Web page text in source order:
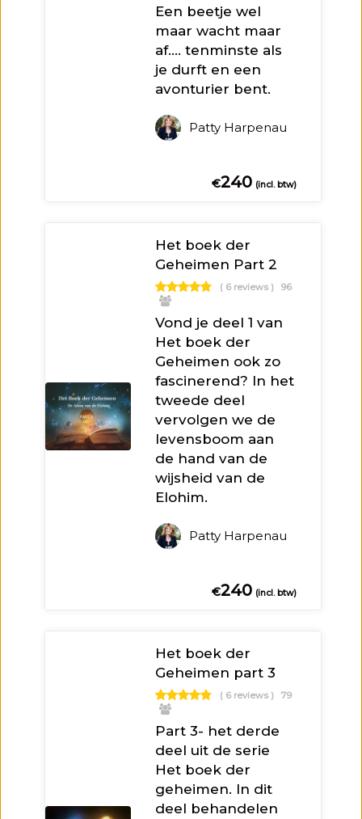
Een beetje wel
maar wacht maar
af…. tenminste als
je durft en een
avonturier bent.
Patty Harpenau
€240 (incl. btw)
Het boek der
Geheimen Part 2
( 6 reviews ) 96
Vond je deel 1 van
Het boek der
Geheimen ook zo
fascinerend? In het
tweede deel
vervolgen we de
levensboom aan
de hand van de
wijsheid van de
Elohim.
Patty Harpenau
€240 (incl. btw)
Het boek der
Geheimen part 3
( 6 reviews ) 79
Part 3- het derde
deel uit de serie
Het boek der
geheimen. In dit
deel behandelen